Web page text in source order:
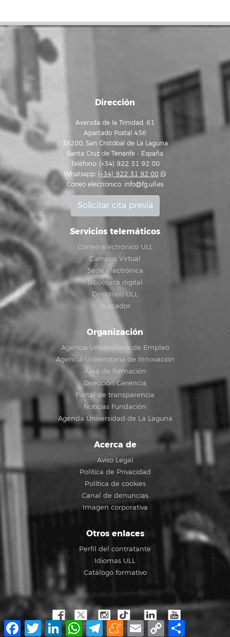
Dirección
Avenida de la Trinidad, 61
Apartado Postal 456
38200, San Cristóbal de La Laguna
Santa Cruz de Tenerife - España
Teléfono: (+34) 922 31 92 00
Whatsapp: (+34) 922 31 92 00
Correo electrónico: info@fg.ull.es
Solicitar cita previa
Servicios telemáticos
Correo electrónico ULL
Campus Virtual
Sede electrónica
Biblioteca digital
Directorio ULL
Buscador
Organización
Agencia Universitaria de Empleo
Agencia Universitaria de Innovación
Área de formación
Dirección Gerencia
Portal de transparencia
Noticias Fundación
Agenda Universidad de La Laguna
Acerca de
Aviso Legal
Política de Privacidad
Política de cookies
Canal de denuncias
Imagen corporativa
Otros enlaces
Perfil del contratante
Idiomas ULL
Catálogo formativo
Facebook
TwitterLinkedInWhatsApp
TelegramMeneame
Email Copy
Link